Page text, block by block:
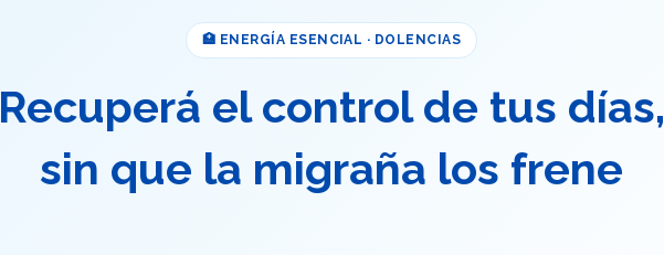
🏥 ENERGÍA ESENCIAL · DOLENCIAS
Recuperá el control de tus días,
sin que la migraña los frene